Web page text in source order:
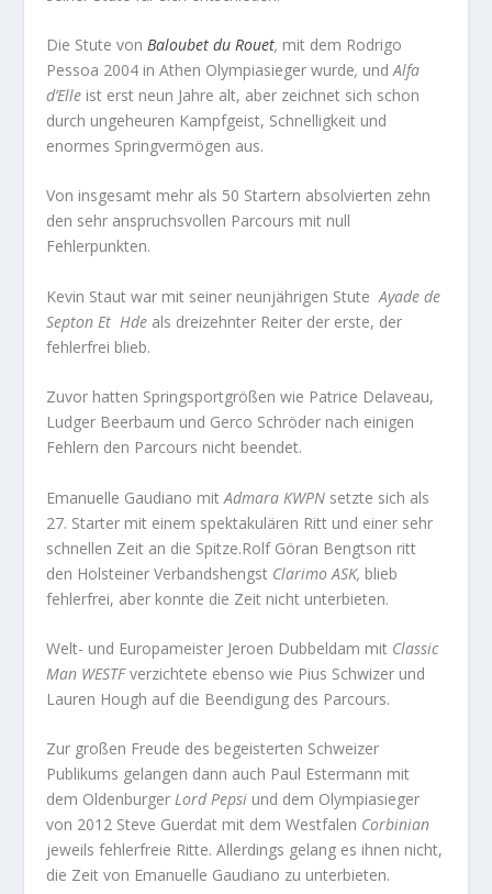
Die Stute vonBaloubet du Rouet, mit dem Rodrigo
Pessoa 2004 in Athen Olympiasieger wurde, undAlfa
d’Elle ist erst neun Jahre alt, aber zeichnet sich schon
durch ungeheuren Kampfgeist, Schnelligkeit und
enormes Springvermögen aus.
Von insgesamt mehr als 50 Startern absolvierten zehn
den sehr anspruchsvollen Parcours mit null
Fehlerpunkten.
Kevin Staut war mit seiner neunjährigen StuteAyade de
Septon Et Hde als dreizehnter Reiter der erste, der
fehlerfrei blieb.
Zuvor hatten Springsportgrößen wie Patrice Delaveau,
Ludger Beerbaum und Gerco Schröder nach einigen
Fehlern den Parcours nicht beendet.
Emanuelle Gaudiano mitAdmara KWPN setzte sich als
27. Starter mit einem spektakulären Ritt und einer sehr
schnellen Zeit an die Spitze.Rolf Göran Bengtson ritt
den Holsteiner Verbandshengst Clarimo ASK, blieb
fehlerfrei, aber konnte die Zeit nicht unterbieten.
Welt- und Europameister Jeroen Dubbeldam mit Classic
Man WESTFverzichtete ebenso wie Pius Schwizer und
Lauren Hough auf die Beendigung des Parcours.
Zur großen Freude des begeisterten Schweizer
Publikums gelangen dann auch Paul Estermann mit
dem OldenburgerLord Pepsi und dem Olympiasieger
von 2012 Steve Guerdat mit dem Westfalen Corbinian
jeweils fehlerfreie Ritte. Allerdings gelang es ihnen nicht,
die Zeit von Emanuelle Gaudiano zu unterbieten.